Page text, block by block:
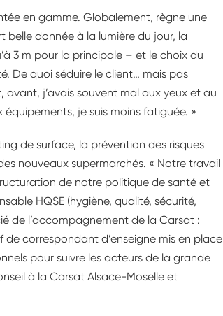
en gamme. Globalement, règne une
belle donnée à la lumière du jour, la
3 m pour la principale – et le choix du
De quoi séduire le client… mais pas
avant, j’avais souvent mal aux yeux et au
équipements, je suis moins fatiguée. »
de surface, la prévention des risques
nouveaux supermarchés. « Notre travail
de notre politique de santé et
HQSE (hygiène, qualité, sécurité,
de l’accompagnement de la Carsat :
correspondant d’enseigne mis en place
pour suivre les acteurs de la grande
à la Carsat Alsace-Moselle et